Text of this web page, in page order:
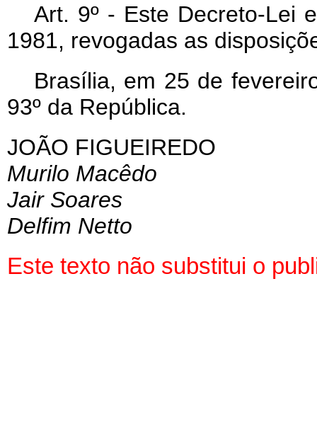
Art. 9º - Este Decreto-Lei
1981, revogadas as
Brasília, em 25 de
93º da República.
JOÃO FIGUEIREDO
Murilo Macêdo
Jair Soares
Delfim Netto
Este texto não substitui o